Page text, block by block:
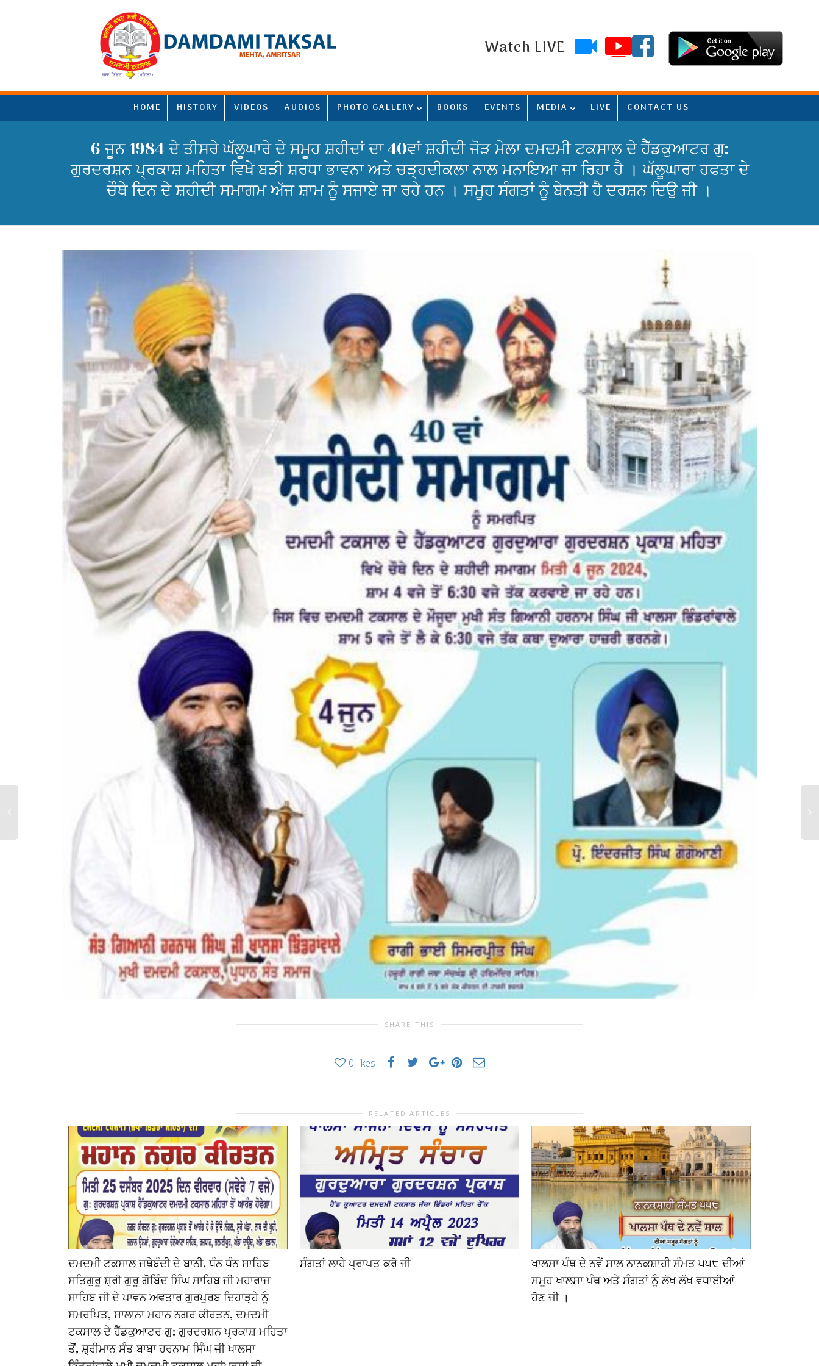
Watch LIVE
HOME HISTORY VIDEOS AUDIOS PHOTO GALLERY BOOKS EVENTS MEDIA LIVE CONTACT US
6 ਜੂਨ 1984 ਦੇ ਤੀਸਰੇ ਘੱਲੂਘਾਰੇ ਦੇ ਸਮੂਹ ਸ਼ਹੀਦਾਂ ਦਾ 40ਵਾਂ ਸ਼ਹੀਦੀ ਜੋੜ ਮੇਲਾ ਦਮਦਮੀ ਟਕਸਾਲ ਦੇ ਹੈੱਡਕੁਆਟਰ ਗੁ:
ਗੁਰਦਰਸ਼ਨ ਪ੍ਰਕਾਸ਼ ਮਹਿਤਾ ਵਿਖੇ ਬੜੀ ਸ਼ਰਧਾ ਭਾਵਨਾ ਅਤੇ ਚੜ੍ਹਦੀਕਲਾ ਨਾਲ ਮਨਾਇਆ ਜਾ ਰਿਹਾ ਹੈ । ਘੱਲੂਘਾਰਾ ਹਫਤਾ ਦੇ
ਚੌਥੇ ਦਿਨ ਦੇ ਸ਼ਹੀਦੀ ਸਮਾਗਮ ਅੱਜ ਸ਼ਾਮ ਨੂੰ ਸਜਾਏ ਜਾ ਰਹੇ ਹਨ । ਸਮੂਹ ਸੰਗਤਾਂ ਨੂੰ ਬੇਨਤੀ ਹੈ ਦਰਸ਼ਨ ਦਿਉ ਜੀ ।
SHARE THIS
0 likes
RELATED ARTICLES
ਦਮਦਮੀ ਟਕਸਾਲ ਜਥੇਬੰਦੀ ਦੇ ਬਾਨੀ, ਧੰਨ ਧੰਨ ਸਾਹਿਬ
ਸਤਿਗੁਰੂ ਸ਼੍ਰੀ ਗੁਰੂ ਗੋਬਿੰਦ ਸਿੰਘ ਸਾਹਿਬ ਜੀ ਮਹਾਰਾਜ
ਸਾਹਿਬ ਜੀ ਦੇ ਪਾਵਨ ਅਵਤਾਰ ਗੁਰਪੁਰਬ ਦਿਹਾੜ੍ਹੇ ਨੂੰ
ਸਮਰਪਿਤ, ਸਾਲਾਨਾ ਮਹਾਨ ਨਗਰ ਕੀਰਤਨ, ਦਮਦਮੀ
ਟਕਸਾਲ ਦੇ ਹੈੱਡਕੁਆਟਰ ਗੁ: ਗੁਰਦਰਸ਼ਨ ਪ੍ਰਕਾਸ਼ ਮਹਿਤਾ
ਤੋਂ, ਸ਼੍ਰੀਮਾਨ ਸੰਤ ਬਾਬਾ ਹਰਨਾਮ ਸਿੰਘ ਜੀ ਖਾਲਸਾ
ਸੰਗਤਾਂ ਲਾਹੇ ਪ੍ਰਾਪਤ ਕਰੋ ਜੀ
ਖਾਲਸਾ ਪੰਥ ਦੇ ਨਵੇਂ ਸਾਲ ਨਾਨਕਸ਼ਾਹੀ ਸੰਮਤ ੫੫੮ ਦੀਆਂ
ਸਮੂਹ ਖਾਲਸਾ ਪੰਥ ਅਤੇ ਸੰਗਤਾਂ ਨੂੰ ਲੱਖ ਲੱਖ ਵਧਾਈਆਂ
ਹੋਣ ਜੀ ।